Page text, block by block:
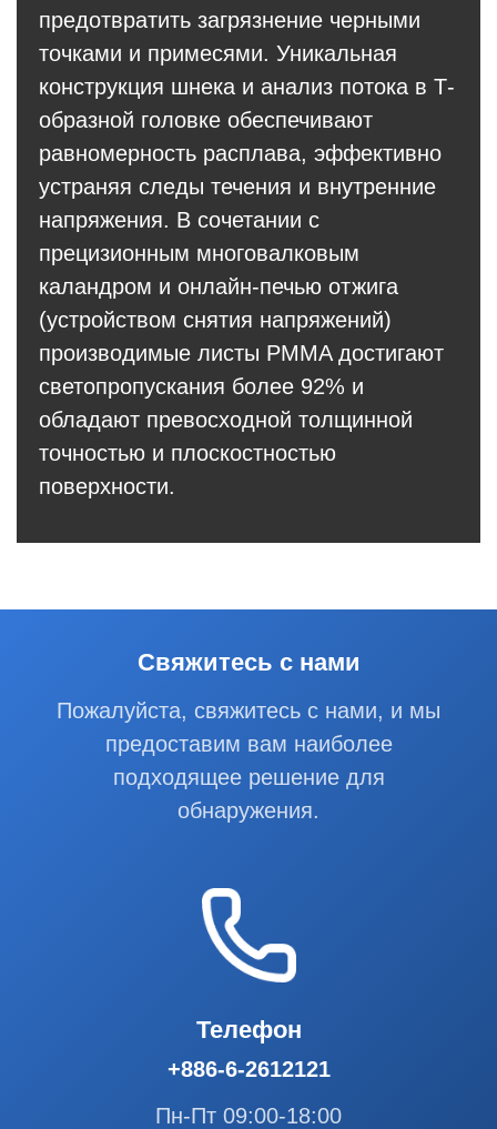
предотвратить загрязнение черными
точками и примесями. Уникальная
конструкция шнека и анализ потока в Т-
образной головке обеспечивают
равномерность расплава, эффективно
устраняя следы течения и внутренние
напряжения. В сочетании с
прецизионным многовалковым
каландром и онлайн-печью отжига
(устройством снятия напряжений)
производимые листы PMMA достигают
светопропускания более 92% и
обладают превосходной толщинной
точностью и плоскостностью
поверхности.
Свяжитесь с нами
Пожалуйста, свяжитесь с нами, и мы
предоставим вам наиболее
подходящее решение для
обнаружения.
Телефон
+886-6-2612121
Пн-Пт 09:00-18:00